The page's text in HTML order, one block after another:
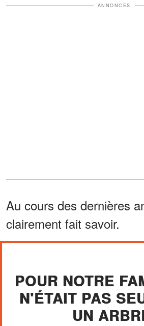
ANNONCES
Au cours des dernières
clairement fait savoir.
POUR NOTRE
N'ÉTAIT PAS
UN